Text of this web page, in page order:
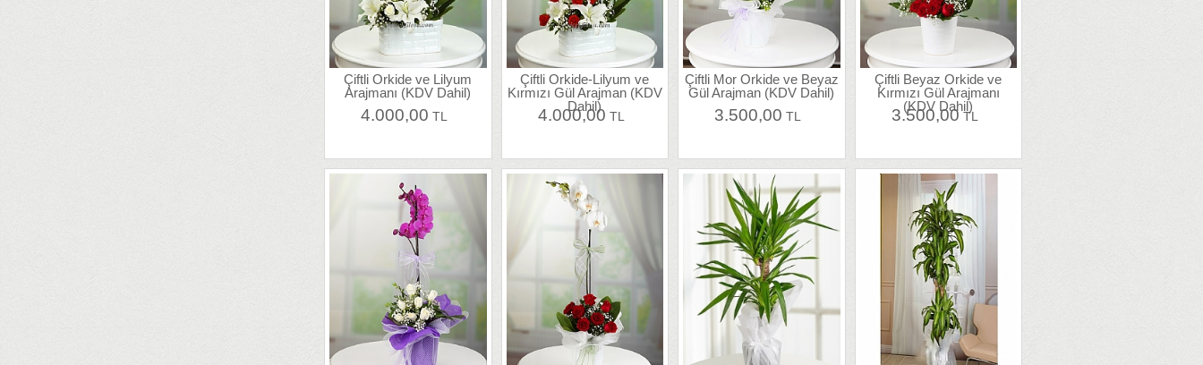
Çiftli Orkide ve Lilyum
Arajmanı (KDV Dahil)
4.000,00 TL
Çiftli Orkide-Lilyum ve
Kırmızı Gül Arajman (KDV
Dahil)
4.000,00 TL
Çiftli Mor Orkide ve Beyaz
Gül Arajman (KDV Dahil)
3.500,00 TL
Çiftli Beyaz Orkide ve
Kırmızı Gül Arajmanı
(KDV Dahil)
3.500,00 TL